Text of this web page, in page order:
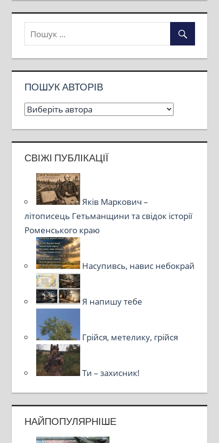
ПОШУК АВТОРІВ
СВІЖІ ПУБЛІКАЦІЇ
Яків Маркович –
літописець Гетьманщини та свідок історії
Роменського краю
Насупивсь, навис небокрай
Я напишу тебе
Грійся, метелику, грійся
Ти – захисник!
НАЙПОПУЛЯРНІШЕ